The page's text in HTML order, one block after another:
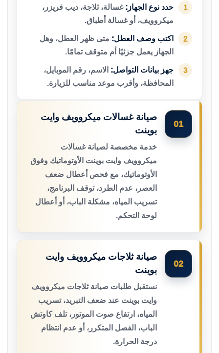
1 حدد نوع الجهاز: غسالة، ثلاجة، ديب فريزر،
ميكروويف، أو غسالة أطباق.
2 اكتب وصف العطل: متى ظهر العطل، وهل
الجهاز يعمل جزئيًا أم متوقف تمامًا.
3 جهز بيانات التواصل: الاسم، رقم الموبايل،
المحافظة، وأقرب موعد مناسب للزيارة.
01
صيانة غسالات ميكروويف وايت
بوينت
خدمة مخصصة لصيانة غسالات
ميكروويف وايت بوينت الأوتوماتيك وفوق
الأوتوماتيك، مع فحص أعطال ضعف
العصر، عدم الطرد، توقف البرنامج،
تسريب المياه، مشكلة الباب، أو أعطال
لوحة التحكم.
02
صيانة ثلاجات ميكروويف وايت
بوينت
نستقبل طلبات صيانة ثلاجات ميكروويف
وايت بوينت عند ضعف التبريد، تسريب
المياه، ارتفاع صوت الموتور، تلف كاوتش
الباب، الفصل المتكرر، أو عدم انتظام
درجة الحرارة.